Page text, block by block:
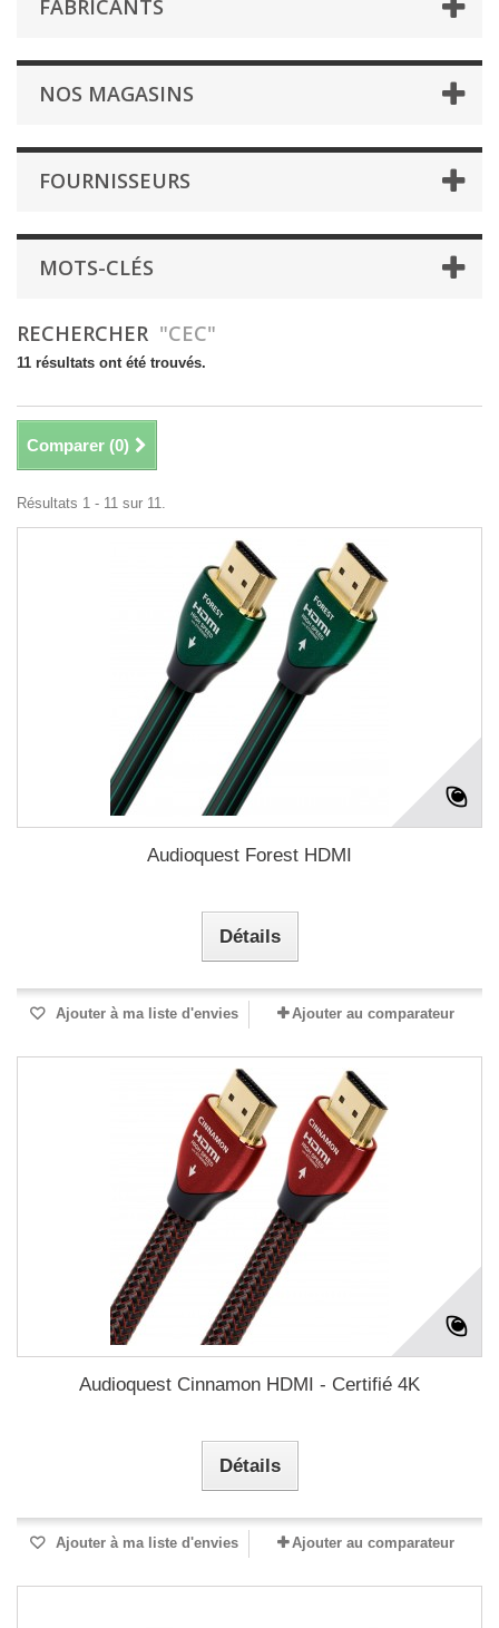
FABRICANTS
NOS MAGASINS
FOURNISSEURS
MOTS-CLÉS
RECHERCHER "CEC"
11 résultats ont été trouvés.
Comparer (0)
Résultats 1 - 11 sur 11.
Audioquest Forest HDMI
Détails
Ajouter à ma liste d'envies Ajouter au comparateur
Audioquest Cinnamon HDMI - Certifié 4K
Détails
Ajouter à ma liste d'envies Ajouter au comparateur